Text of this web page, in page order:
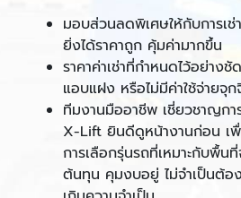
มอบส่วนลดพิเศษให้กับการเช่า
ยิ่งได้ราคาถูก คุ้มค่ามากขึ้น
ราคาค่าเช่าที่กำหนดไว้อย่างชั
แอบแฝง หรือไม่มีค่าใช้จ่ายจุ
ทีมงานมืออาชีพ เชี่ยวชาญกา
X-Lift ยินดีดูหน้างานก่อน เพื่
การเลือกรุ่นรถที่เหมาะกับพื้น
ต้นทุน คุมงบอยู่ ไม่จำเป็นต้อ